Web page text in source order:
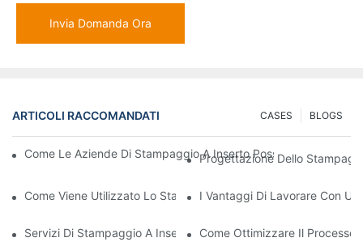
Invia Domanda Ora
ARTICOLI RACCOMANDATI BLOGS
CASES
Come Le Aziende Di Stampaggio A Inserto Possono Gestire
Progettazione Dello
Come Viene Utilizzato Lo Stampaggio Di Inserti In Plastica Per
I Vantaggi Di Lavorare Con
Servizi Di Stampaggio A Inserto: Perché Sono La Scelta
Come Ottimizzare Il Processo